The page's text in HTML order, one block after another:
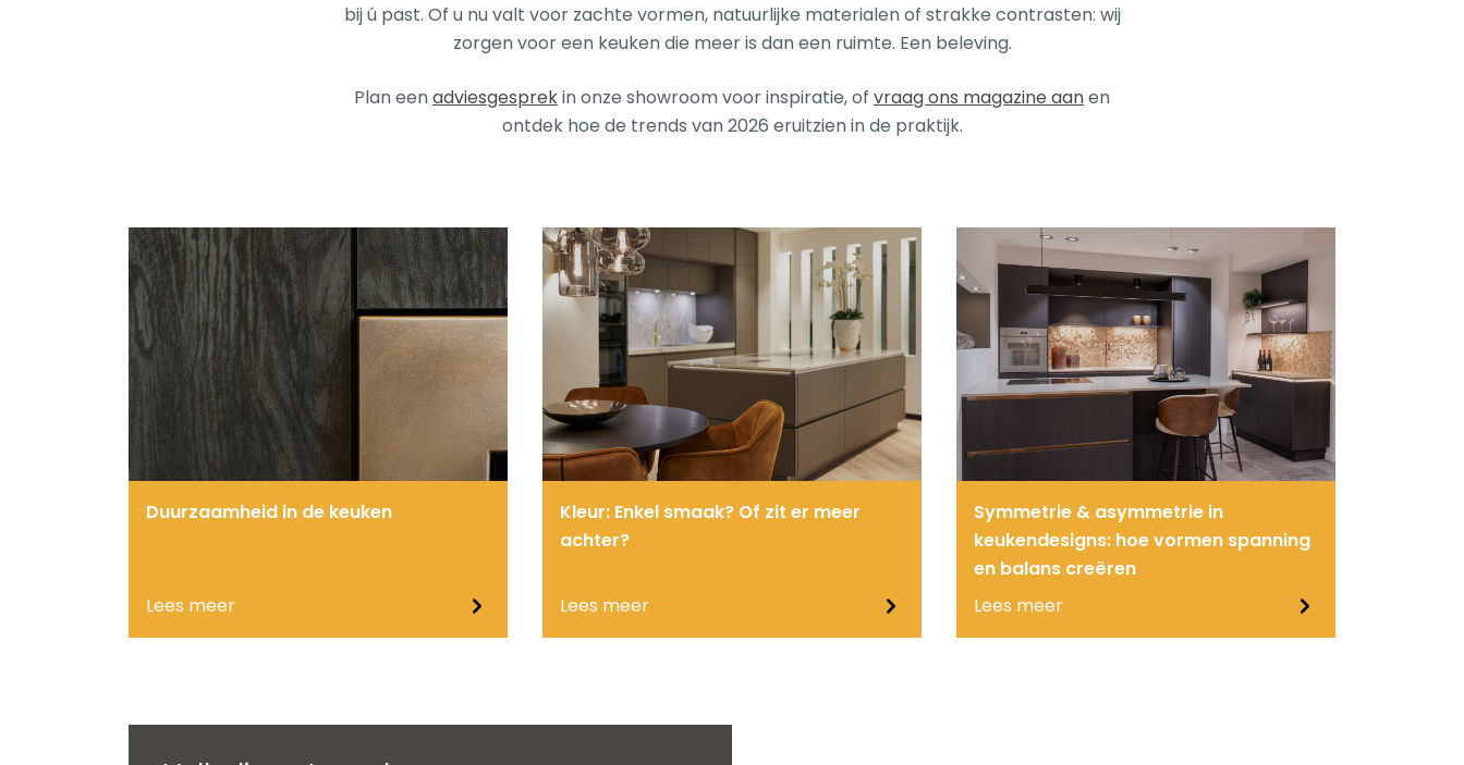
bij ú past. Of u nu valt voor zachte vormen, natuurlijke materialen of strakke contrasten: wij
zorgen voor een keuken die meer is dan een ruimte. Een beleving.
Plan eenadviesgesprekin onze showroom voor inspiratie, of vraag ons magazine aanen
ontdek hoe de trends van 2026 eruitzien in de praktijk.
Duurzaamheid in de keuken
Lees meer
Kleur: Enkel smaak? Of zit er meer
achter?
Lees meer
Symmetrie & asymmetrie in
keukendesigns: hoe vormen spanning
en balans creëren
Lees meer